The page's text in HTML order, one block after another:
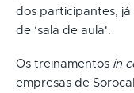
dos participantes,
de ‘sala de aula'.
Os treinamentos in
empresas de